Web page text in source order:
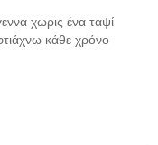
χωρις ένα ταψί
κάθε χρόνο